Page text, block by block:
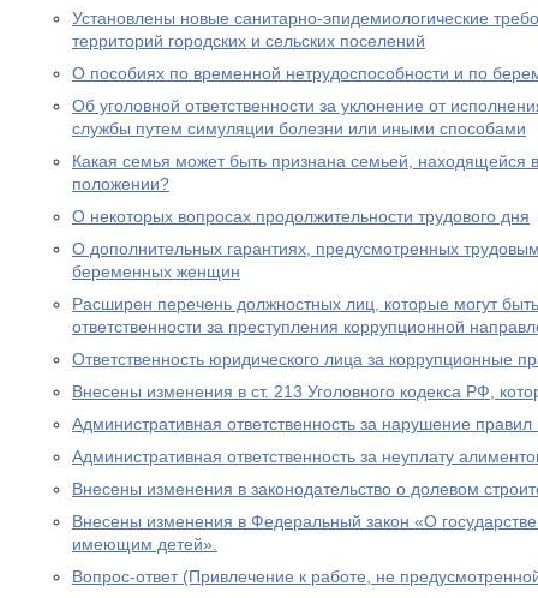
Установлены новые санитарно-эпидемиологические
территорий городских и сельских поселений
О пособиях по временной нетрудоспособности и по
Об уголовной ответственности за уклонение от
службы путем симуляции болезни или иными способами
Какая семья может быть признана семьей, находящейся
положении?
О некоторых вопросах продолжительности трудового дня
О дополнительных гарантиях, предусмотренных
беременных женщин
Расширен перечень должностных лиц, которые могут
ответственности за преступления коррупционной
Ответственность юридического лица за коррупционные
Внесены изменения в ст. 213 Уголовного кодекса РФ,
Административная ответственность за нарушение
Административная ответственность за неуплату
Внесены изменения в законодательство о долевом
Внесены изменения в Федеральный закон «О
имеющим детей».
Вопрос-ответ (Привлечение к работе, не